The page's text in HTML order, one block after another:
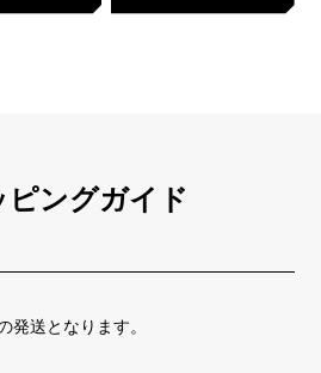
ピングガイド
送となります。